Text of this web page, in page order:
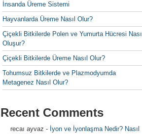
İnsanda Üreme Sistemi
Hayvanlarda Üreme Nasıl Olur?
Çiçekli Bitkilerde Polen ve Yumurta Hücresi Nasıl
Oluşur?
Çiçekli Bitkilerde Üreme Nasıl Olur?
Tohumsuz Bitkilerde ve Plazmodyumda
Metagenez Nasıl Olur?
Recent Comments
recaı ayvaz - İyon ve İyonlaşma Nedir? Nasıl